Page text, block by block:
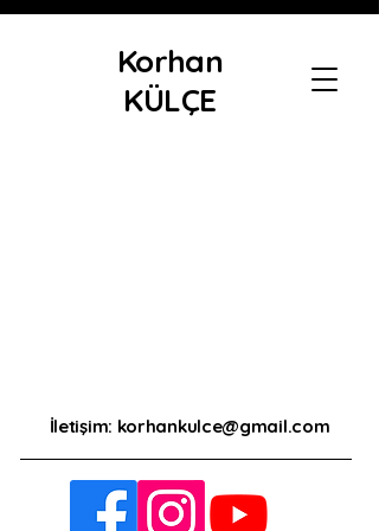
Korhan
KÜLÇE
İletişim: korhankulce@gmail.com